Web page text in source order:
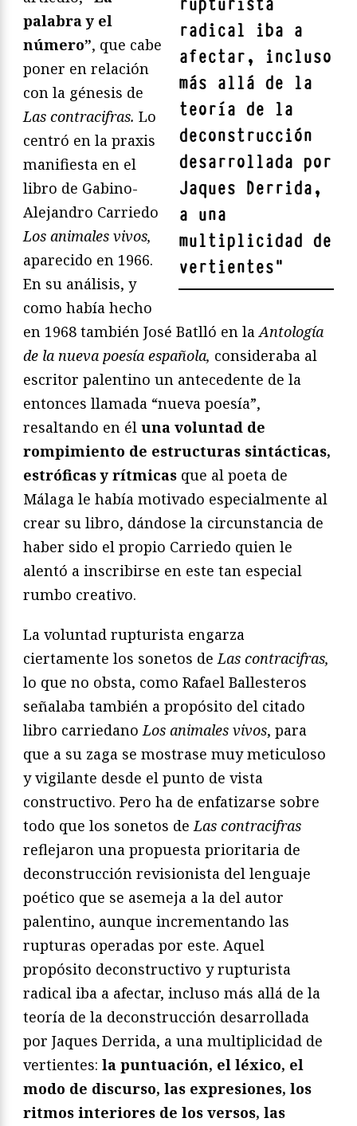
radical iba a
afectar, incluso
más allá de la
teoría de la
deconstrucción
desarrollada por
Jaques Derrida,
a una
multiplicidad de
vertientes"
palabra y el
número”, que cabe
poner en relación
con la génesis de
Las contracifras. Lo
centró en la praxis
manifiesta en el
libro de Gabino-
Alejandro Carriedo
Los animales vivos,
aparecido en 1966.
En su análisis, y
como había hecho
en 1968 también José Batlló en laAntología
de la nueva poesía española, consideraba al
escritor palentino un antecedente de la
entonces llamada “nueva poesía”,
resaltando en él una voluntad de
rompimiento de estructuras sintácticas,
estróficas y rítmicas que al poeta de
Málaga le había motivado especialmente al
crear su libro, dándose la circunstancia de
haber sido el propio Carriedo quien le
alentó a inscribirse en este tan especial
rumbo creativo.
La voluntad rupturista engarza
ciertamente los sonetos deLas contracifras,
lo que no obsta, como Rafael Ballesteros
señalaba también a propósito del citado
libro carriedanoLos animales vivos, para
que a su zaga se mostrase muy meticuloso
y vigilante desde el punto de vista
constructivo. Pero ha de enfatizarse sobre
todo que los sonetos deLas contracifras
reflejaron una propuesta prioritaria de
deconstrucción revisionista del lenguaje
poético que se asemeja a la del autor
palentino, aunque incrementando las
rupturas operadas por este. Aquel
propósito deconstructivo y rupturista
radical iba a afectar, incluso más allá de la
teoría de la deconstrucción desarrollada
por Jaques Derrida, a una multiplicidad de
vertientes: la puntuación, el léxico, el
modo de discurso, las expresiones, los
ritmos interiores de los versos, las